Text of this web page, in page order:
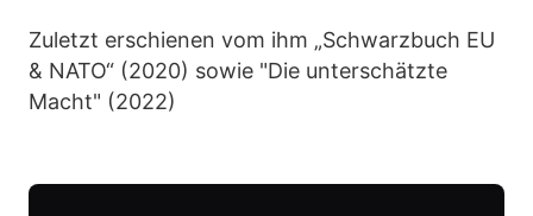
Zuletzt erschienen vom ihm „Schwarzbuch EU
& NATO“ (2020) sowie "Die unterschätzte
Macht" (2022)